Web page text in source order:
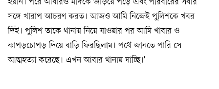
হয়নি। পরে আবারও মাদকে জড়িয়ে পড়ে এবং পরিবারের সবার
সঙ্গে খারাপ আচরণ করত। আজও আমি নিজেই পুলিশকে খবর
দিই। পুলিশ তাকে থানায় নিয়ে যাওয়ার পর আমি খাবার ও
কাপড়চোপড় দিয়ে বাড়ি ফিরছিলাম। পথে জানতে পারি সে
আত্মহত্যা করেছে। এখন আবার থানায় যাচ্ছি।'